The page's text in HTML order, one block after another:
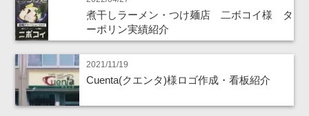
煮干しラーメン・つけ麺店 二ボコイ様 タ
ーポリン実績紹介
2021/11/19
Cuenta(クエンタ)様ロゴ作成・看板紹介